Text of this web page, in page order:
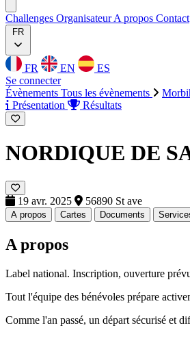
Challenges OrganisateurA propos Contact
FR
FR EN
ES
Se connecter
Évènements Tous les évènements
Présentation
Résultats
NORDIQUE DE
19 avr. 2025 56890 St ave
A propos Cartes Documents
A propos
Label national. Inscription, ouverture
Tout l'équipe des bénévoles prépare
Comme l'an passé, un départ sécurisé et